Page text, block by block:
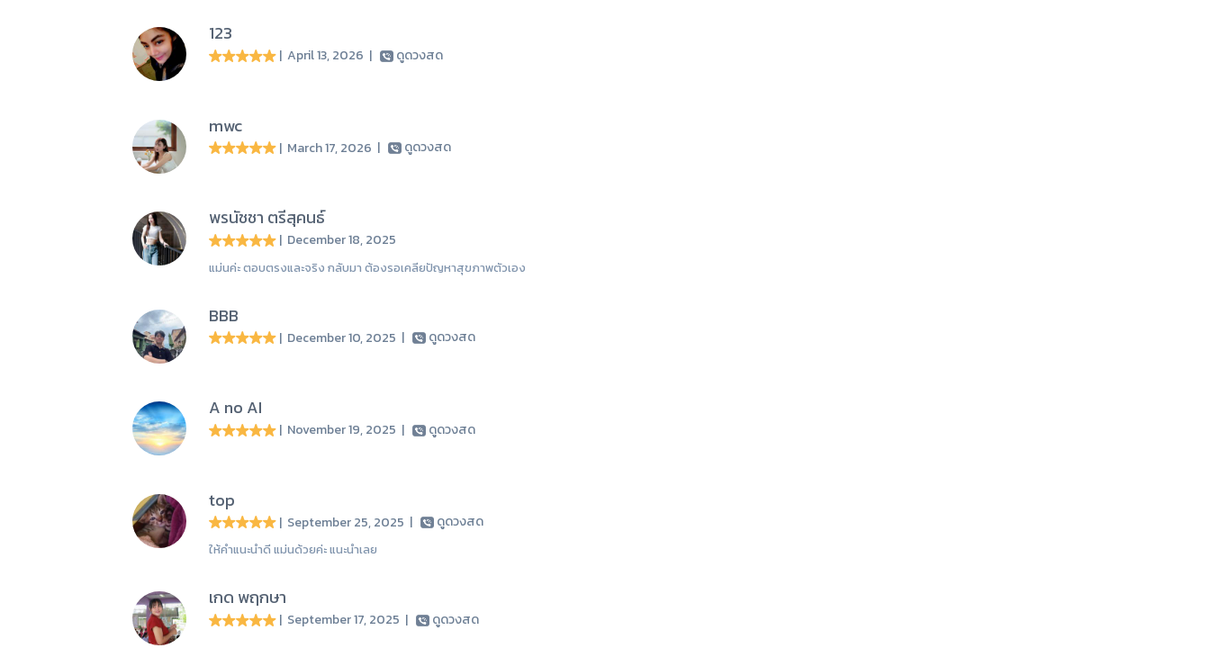
123
| April 13, 2026 | ดูดวงสด
mwc
| March 17, 2026 | ดูดวงสด
พรนัชชา ตรีสุคนธ์
| December 18, 2025
แม่นค่ะ ตอบตรงและจริง กลับมา ต้องรอเคลียปัญหาสุขภาพตัวเอง
BBB
| December 10, 2025 | ดูดวงสด
A no AI
| November 19, 2025 | ดูดวงสด
top
| September 25, 2025 | ดูดวงสด
ให้คำแนะนำดี แม่นด้วยค่ะ แนะนำเลย
เกด พฤกษา
| September 17, 2025 | ดูดวงสด